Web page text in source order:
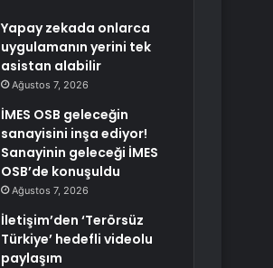
Yapay zekada onlarca
uygulamanın yerini tek
asistan alabilir
Ağustos 7, 2026
İMES OSB geleceğin
sanayisini inşa ediyor!
Sanayinin geleceği İMES
OSB’de konuşuldu
Ağustos 7, 2026
İletişim’den ‘Terörsüz
Türkiye’ hedefli videolu
paylaşım